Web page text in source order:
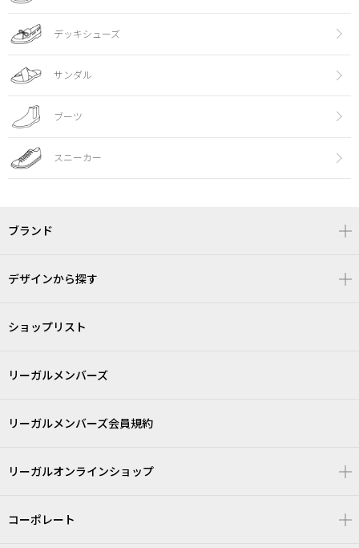
デッキシューズ
サンダル
ブーツ
スニーカー
ブランド
デザインから探す
ショップリスト
リーガルメンバーズ
リーガルメンバーズ会員規約
リーガルオンラインショップ
コーポレート